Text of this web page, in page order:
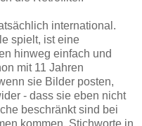
international.
spielt, ist eine
hinweg einfach und
mit 11 Jahren
sie Bilder posten,
- dass sie eben nicht
beschränkt sind bei
kommen. Stichworte in